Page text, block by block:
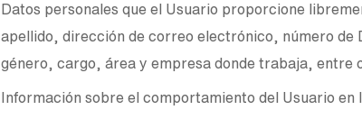
Datos personales que el Usuario proporcione
apellido, dirección de correo electrónico, número de
género, cargo, área y empresa donde trabaja, entre
Información sobre el comportamiento del Usuario